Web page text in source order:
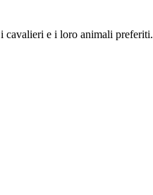
cavalieri e i loro animali preferiti.